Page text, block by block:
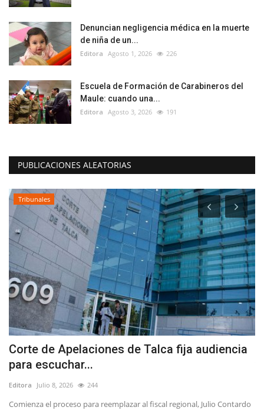
Denuncian negligencia médica en la muerte
de niña de un...
Editora Agosto 1, 2026 226
Escuela de Formación de Carabineros del
Maule: cuando una...
Editora Agosto 3, 2026 191
PUBLICACIONES ALEATORIAS
Tribunales
Corte de Apelaciones de Talca fija audiencia
para escuchar...
Editora Julio 8, 2026 244
Comienza el proceso para reemplazar al fiscal regional, Julio Contardo